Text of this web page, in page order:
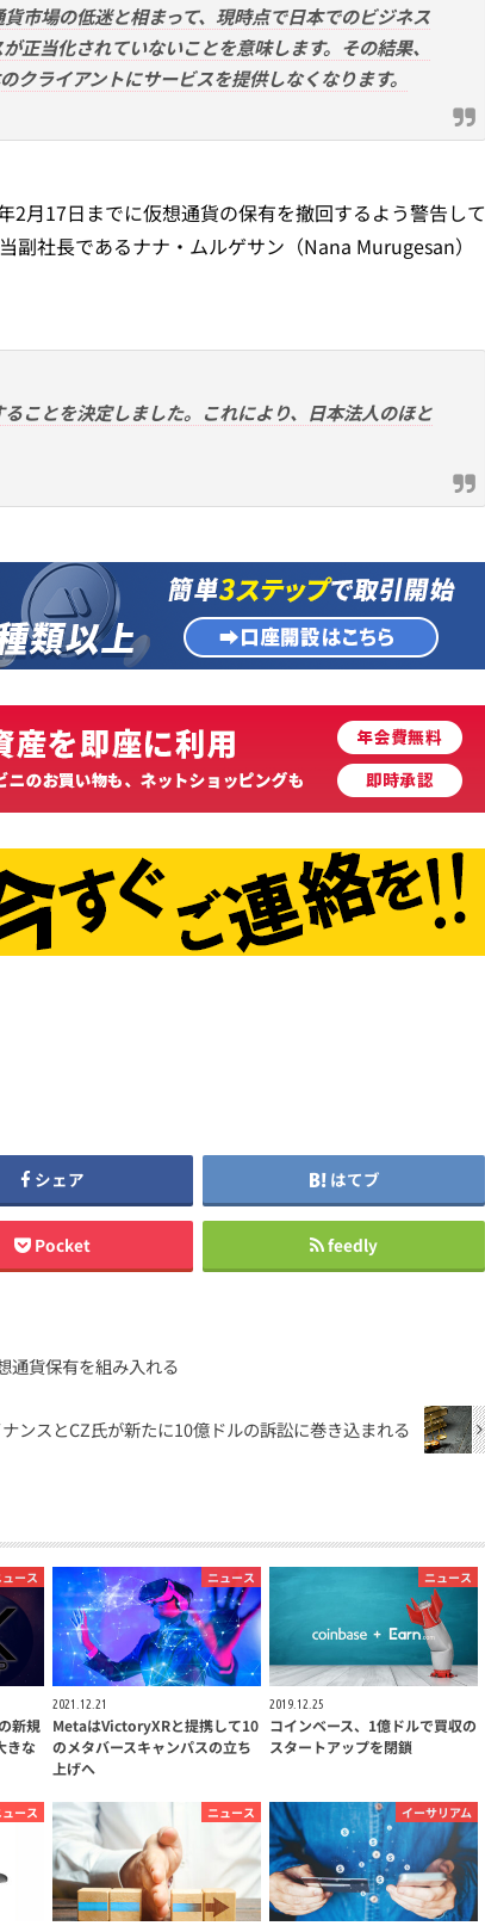
市場の低迷と相まって、現時点で日本でのビジネス
正当化されていないことを意味します。その結果、
ライアントにサービスを提供しなくなります。
2月17日までに仮想通貨の保有を撤回するよう警告して
副社長であるナナ・ムルゲサン（Nana Murugesan）
ことを決定しました。これにより、日本法人のほと
シェア はてブ
Pocket feedly
通貨保有を組み入れる
ンスとCZ氏が新たに10億ドルの訴訟に巻き込まれる
ュース
新規
きな
ニュース
2021.12.21
MetaはVictoryXRと提携して10
のメタバースキャンパスの立ち
上げへ
ニュース
2019.12.25
コインベース、1億ドルで買収の
スタートアップを閉鎖
ュース ニュース イーサリアム